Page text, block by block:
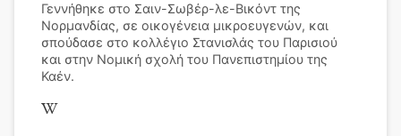
Γεννήθηκε στο Σαιν-Σωβέρ-λε-Βικόντ της
Νορμανδίας, σε οικογένεια μικροευγενών, και
σπούδασε στο κολλέγιο Στανισλάς του Παρισιού
και στην Νομική σχολή του Πανεπιστημίου της
Καέν.